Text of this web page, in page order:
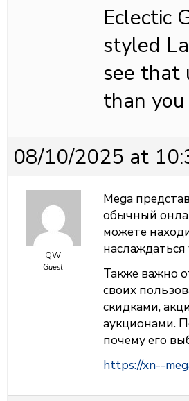
Eclectic
styled
see that
than
08/10/2025 at
QW
Guest
Mega
обычный
можете
Также важно
своих
скидками,
аукционами.
почему его
https://xn--